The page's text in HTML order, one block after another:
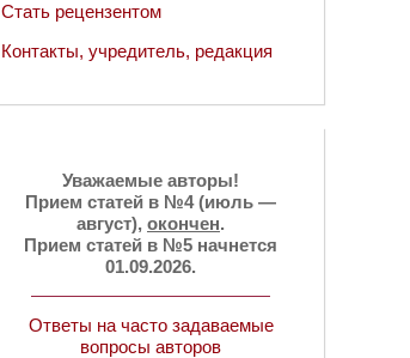
Стать рецензентом
Контакты, учредитель, редакция
Уважаемые авторы!
Прием статей в №4 (июль —
август), окончен.
Прием статей в №5 начнется
01.09.2026.
Ответы на часто задаваемые
вопросы авторов